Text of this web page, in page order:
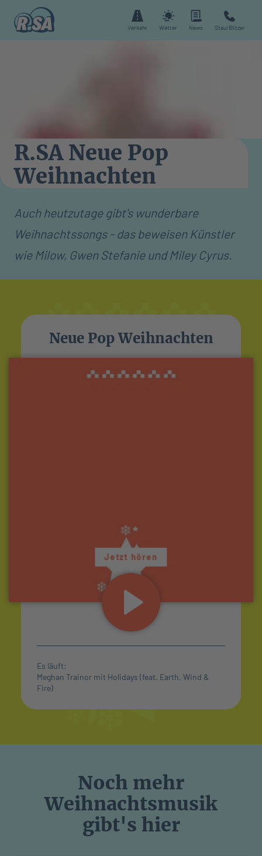
Verkehr Wetter News Stau/Blitzer
R.SA Neue Pop
Weihnachten
Auch heutzutage gibt's wunderbare
Weihnachtssongs - das beweisen Künstler
wie Milow, Gwen Stefanie und Miley Cyrus.
Neue Pop Weihnachten
Jetzt hören
Es läuft:
Meghan Trainor mit Holidays (feat. Earth, Wind &
Fire)
Noch mehr
Weihnachtsmusik
gibt's hier